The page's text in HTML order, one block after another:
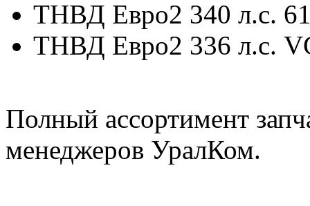
ТНВД Евро2 340 л.с.
ТНВД Евро2 336 л.с.
Полный ассортимент
менеджеров УралКом.